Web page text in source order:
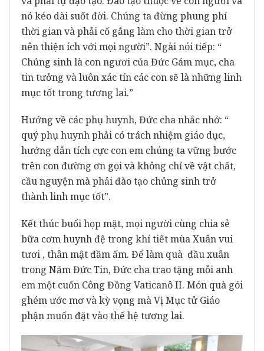
nó kéo dài suốt đời. Chúng ta đừng phung phí
thời gian và phải cố gắng làm cho thời gian trở
nên thiện ích với mọi người”. Ngài nói tiếp: “
Chủng sinh là con ngươi của Đức Gám mục, cha
tin tưởng và luôn xác tín các con sẽ là những linh
mục tốt trong tương lai.”
Hướng về các phụ huynh, Đức cha nhắc nhở: “
quý phụ huynh phải có trách nhiệm giáo dục,
hướng dẫn tích cực con em chúng ta vững bước
trên con đường ơn gọi và không chỉ về vật chất,
cầu nguyện mà phải đào tạo chủng sinh trở
thành linh mục tốt”.
Kết thúc buổi họp mặt, mọi người cùng chia sẻ
bữa cơm huynh đệ trong khí tiết mùa Xuân vui
tươi , thân mật đầm ấm. Để làm quà đầu xuân
trong Năm Đức Tin, Đức cha trao tặng mỗi anh
em một cuốn Công Đồng Vaticanô II. Món quà gói
ghém ước mơ và kỳ vọng mà Vị Mục tử Giáo
phận muốn đặt vào thế hệ tương lai.